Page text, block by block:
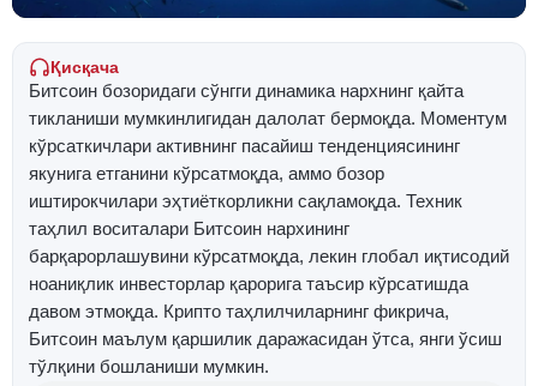
Қисқача
Битcоин бозоридаги сўнгги динамика нархнинг қайта
тикланиши мумкинлигидан далолат бермоқда. Моментум
кўрсаткичлари активнинг пасайиш тенденциясининг
якунига етганини кўрсатмоқда, аммо бозор
иштирокчилари эҳтиёткорликни сақламоқда. Техник
таҳлил воситалари Битcоин нархининг
барқарорлашувини кўрсатмоқда, лекин глобал иқтисодий
ноаниқлик инвесторлар қарорига таъсир кўрсатишда
давом этмоқда. Крипто таҳлилчиларнинг фикрича,
Битcоин маълум қаршилик даражасидан ўтса, янги ўсиш
тўлқини бошланиши мумкин.